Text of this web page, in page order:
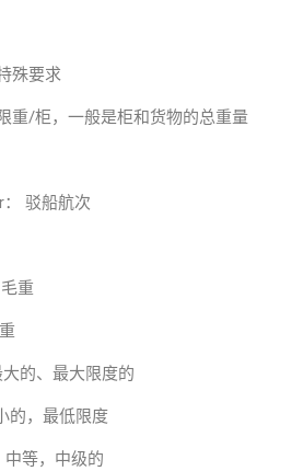
殊要求
重/柜，一般是柜和货物的总重量
驳船航次
重
的、最大限度的
的，最低限度
中等，中级的